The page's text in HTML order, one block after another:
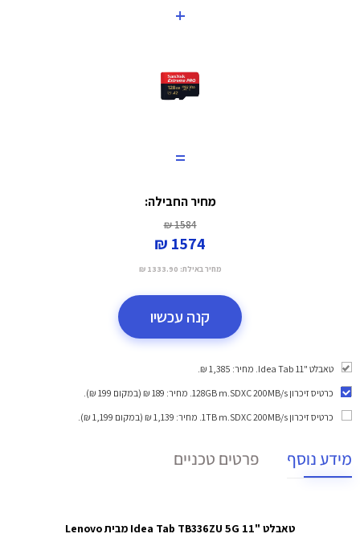
+
=
מחיר החבילה:
1584 ₪
1574 ₪
מחיר באילת: 1333.90 ₪
קנה עכשיו
טאבלט "11 Idea Tab. מחיר: 1,385 ₪.
כרטיס זיכרון 128GB m.SDXC 200MB/s
. מחיר: 189 ₪ (במקום 199 ₪).
כרטיס זיכרון 1TB m.SDXC 200MB/s
. מחיר: 1,139 ₪ (במקום 1,199 ₪).
מידע נוסף פרטים טכניים
טאבלט "11 Idea Tab TB336ZU 5G מבית Lenovo